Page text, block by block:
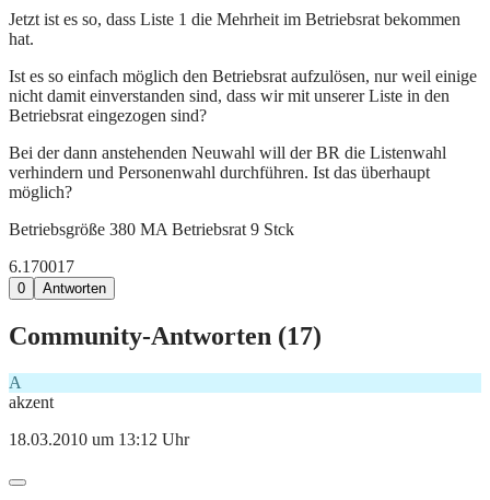
Jetzt ist es so, dass Liste 1 die Mehrheit im Betriebsrat bekommen
hat.
Ist es so einfach möglich den Betriebsrat aufzulösen, nur weil einige
nicht damit einverstanden sind, dass wir mit unserer Liste in den
Betriebsrat eingezogen sind?
Bei der dann anstehenden Neuwahl will der BR die Listenwahl
verhindern und Personenwahl durchführen. Ist das überhaupt
möglich?
Betriebsgröße 380 MA Betriebsrat 9 Stck
6.170017
0 Antworten
Community-Antworten (17)
A
akzent
18.03.2010 um 13:12 Uhr